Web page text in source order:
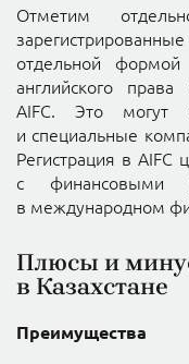
Отметим
отдельной
английского
AIFC. Это
и специальные
Регистрация в AIFC
с финансовыми
в международном
Плюсы и
в Казахстане
Преимущества